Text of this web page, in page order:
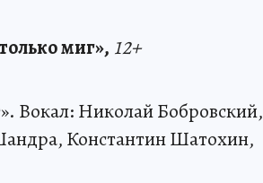
миг», 12+
Вокал: Николай Бобровский,
Константин Шатохин,